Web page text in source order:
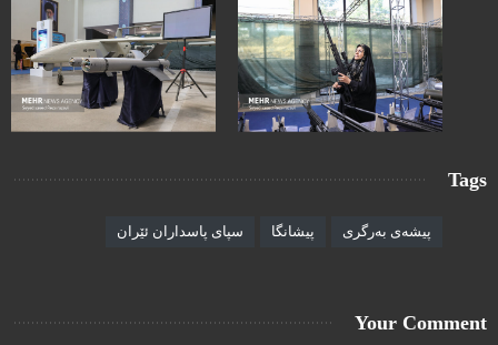
Tags
پیشەی بەرگری پیشانگا سپای پاسداران ئێران
Your Comment